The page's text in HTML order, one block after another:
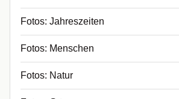
Fotos: Jahreszeiten
Fotos: Menschen
Fotos: Natur